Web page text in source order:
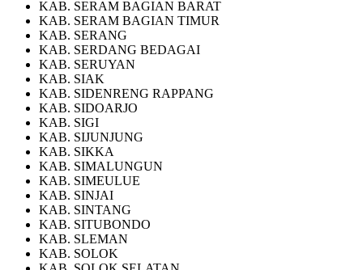
KAB. SERAM BAGIAN BARAT
KAB. SERAM BAGIAN TIMUR
KAB. SERANG
KAB. SERDANG BEDAGAI
KAB. SERUYAN
KAB. SIAK
KAB. SIDENRENG RAPPANG
KAB. SIDOARJO
KAB. SIGI
KAB. SIJUNJUNG
KAB. SIKKA
KAB. SIMALUNGUN
KAB. SIMEULUE
KAB. SINJAI
KAB. SINTANG
KAB. SITUBONDO
KAB. SLEMAN
KAB. SOLOK